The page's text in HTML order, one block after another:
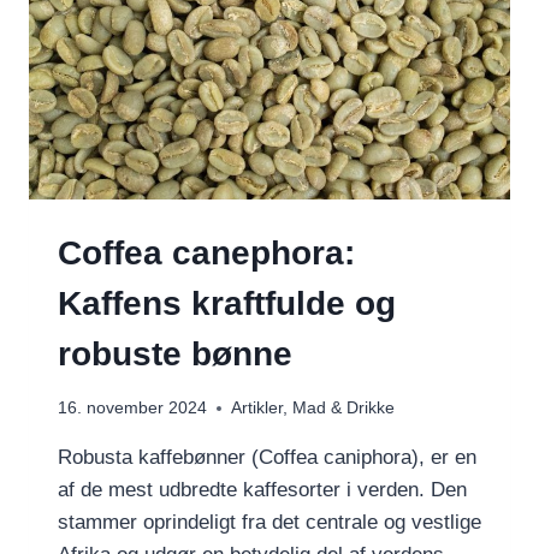
Coffea canephora:
Kaffens kraftfulde og
robuste bønne
16. november 2024 Artikler, Mad & Drikke
Robusta kaffebønner (Coffea caniphora), er en
af de mest udbredte kaffesorter i verden. Den
stammer oprindeligt fra det centrale og vestlige